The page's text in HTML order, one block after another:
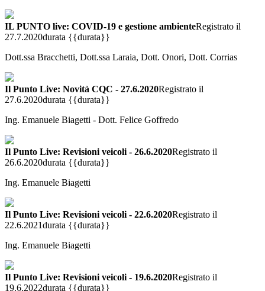
IL PUNTO live: COVID-19 e gestione ambienteRegistrato il
27.7.2020durata {{durata}}
Dott.ssa Bracchetti, Dott.ssa Laraia, Dott. Onori, Dott. Corrias
Il Punto Live: Novità CQC - 27.6.2020Registrato il
27.6.2020durata {{durata}}
Ing. Emanuele Biagetti - Dott. Felice Goffredo
Il Punto Live: Revisioni veicoli - 26.6.2020Registrato il
26.6.2020durata {{durata}}
Ing. Emanuele Biagetti
Il Punto Live: Revisioni veicoli - 22.6.2020Registrato il
22.6.2021durata {{durata}}
Ing. Emanuele Biagetti
Il Punto Live: Revisioni veicoli - 19.6.2020Registrato il
19.6.2022durata {{durata}}